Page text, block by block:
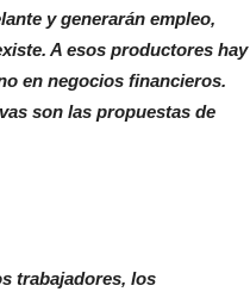
y generarán empleo,
A esos productores hay
en negocios financieros.
son las propuestas de
trabajadores, los